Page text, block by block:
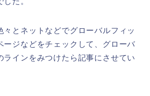
々とネットなどでグローバルフィッ
ージなどをチェックして、グローバ
ラインをみつけたら記事にさせてい